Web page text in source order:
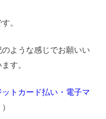
。
ような感じでお願いい
す。
トカード払い・電子マ
）